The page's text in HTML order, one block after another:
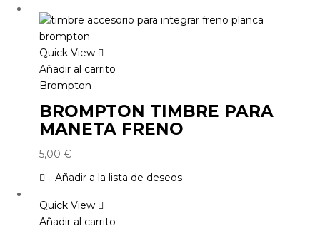
Quick View
Añadir al carrito
Brompton
BROMPTON TIMBRE PARA
MANETA FRENO
5,00 €
Añadir a la lista de deseos
Quick View
Añadir al carrito